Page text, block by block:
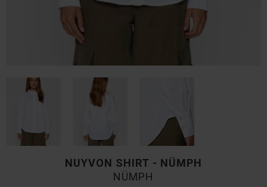
NUYVON SHIRT - NÜMPH
NÜMPH